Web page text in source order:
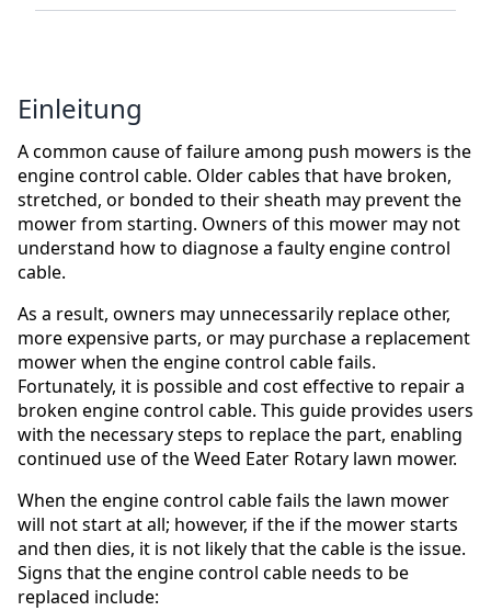
Einleitung
A common cause of failure among push mowers is the
engine control cable. Older cables that have broken,
stretched, or bonded to their sheath may prevent the
mower from starting. Owners of this mower may not
understand how to diagnose a faulty engine control
cable.
As a result, owners may unnecessarily replace other,
more expensive parts, or may purchase a replacement
mower when the engine control cable fails.
Fortunately, it is possible and cost effective to repair a
broken engine control cable. This guide provides users
with the necessary steps to replace the part, enabling
continued use of the Weed Eater Rotary lawn mower.
When the engine control cable fails the lawn mower
will not start at all; however, if the if the mower starts
and then dies, it is not likely that the cable is the issue.
Signs that the engine control cable needs to be
replaced include: